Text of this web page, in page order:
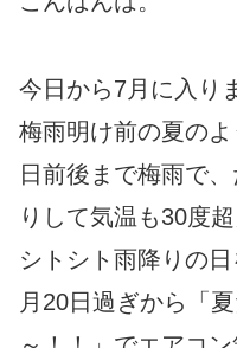
今日から7月に入り
梅雨明け前の夏の
日前後まで梅雨で
りして気温も30度
シトシト雨降りの
月20日過ぎから「